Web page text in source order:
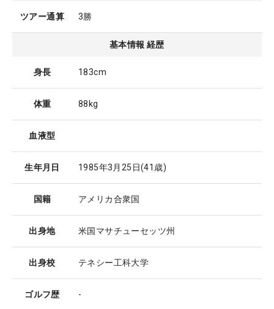
ツアー通算 3勝
基本情報 経歴
身長 183cm
体重 88kg
血液型
生年月日 1985年3月25日(41歳)
国籍 アメリカ合衆国
出身地 米国マサチューセッツ州
出身校 テネシー工科大学
ゴルフ歴 -